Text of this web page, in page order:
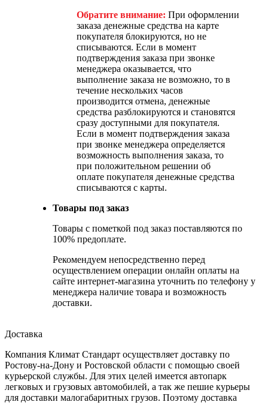
Обратите внимание: При оформлении
заказа денежные средства на карте
покупателя блокируются, но не
списываются. Если в момент
подтверждения заказа при звонке
менеджера оказывается, что
выполнение заказа не возможно, то в
течение нескольких часов
производится отмена, денежные
средства разблокируются и становятся
сразу доступными для покупателя.
Если в момент подтверждения заказа
при звонке менеджера определяется
возможность выполнения заказа, то
при положительном решении об
оплате покупателя денежные средства
списываются с карты.
Товары под заказ
Товары с пометкой под заказ поставляются по
100% предоплате.
Рекомендуем непосредственно перед
осуществлением операции онлайн оплаты на
сайте интернет-магазина уточнить по телефону у
менеджера наличие товара и возможность
доставки.
Доставка
Компания Климат Стандарт осуществляет доставку по
Ростову-на-Дону и Ростовской области с помощью своей
курьерской службы. Для этих целей имеется автопарк
легковых и грузовых автомобилей, а так же пешие курьеры
для доставки малогабаритных грузов. Поэтому доставка